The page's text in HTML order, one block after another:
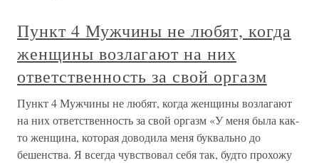
Пункт 4 Мужчины не любят, когда
женщины возлагают на них
ответственность за свой оргазм
Пункт 4 Мужчины не любят, когда женщины возлагают
на них ответственность за свой оргазм «У меня была как-
то женщина, которая доводила меня буквально до
бешенства. Я всегда чувствовал себя так, будто прохожу